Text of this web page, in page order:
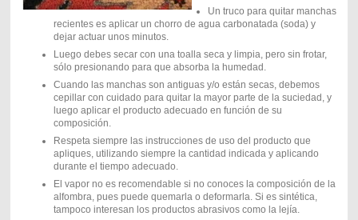
Un truco para quitar manchas
recientes es aplicar un chorro de agua carbonatada (soda) y
dejar actuar unos minutos.
Luego debes secar con una toalla seca y limpia, pero sin frotar,
sólo presionando para que absorba la humedad.
Cuando las manchas son antiguas y/o están secas, debemos
cepillar con cuidado para quitar la mayor parte de la suciedad, y
luego aplicar el producto adecuado en función de su
composición.
Respeta siempre las instrucciones de uso del producto que
apliques, utilizando siempre la cantidad indicada y aplicando
durante el tiempo adecuado.
El vapor no es recomendable si no conoces la composición de la
alfombra, pues puede quemarla o deformarla. Si es sintética,
tampoco interesan los productos abrasivos como la lejía.